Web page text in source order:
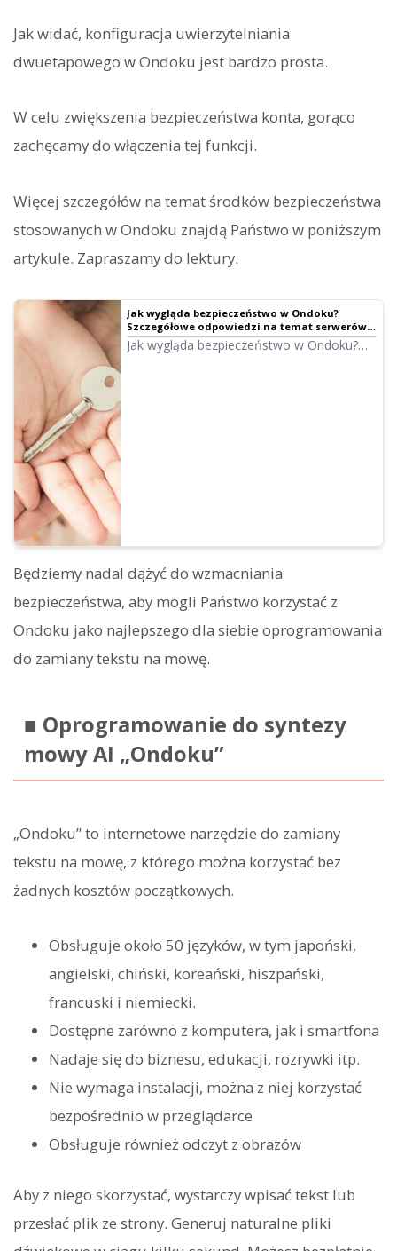
Jak widać, konfiguracja uwierzytelniania
dwuetapowego w Ondoku jest bardzo prosta.
W celu zwiększenia bezpieczeństwa konta, gorąco
zachęcamy do włączenia tej funkcji.
Więcej szczegółów na temat środków bezpieczeństwa
stosowanych w Ondoku znajdą Państwo w poniższym
artykule. Zapraszamy do lektury.
Jak wygląda bezpieczeństwo w Ondoku?
Szczegółowe odpowiedzi na temat serwerów
itp. | Ondoku – oprogramowanie do zamiany
tekstu na mowę
Jak wygląda bezpieczeństwo w Ondoku?
Będziemy nadal dążyć do wzmacniania
bezpieczeństwa, aby mogli Państwo korzystać z
Ondoku jako najlepszego dla siebie oprogramowania
do zamiany tekstu na mowę.
■ Oprogramowanie do syntezy
mowy AI „Ondoku”
„Ondoku” to internetowe narzędzie do zamiany
tekstu na mowę, z którego można korzystać bez
żadnych kosztów początkowych.
Obsługuje około 50 języków, w tym japoński,
angielski, chiński, koreański, hiszpański,
francuski i niemiecki.
Dostępne zarówno z komputera, jak i smartfona
Nadaje się do biznesu, edukacji, rozrywki itp.
Nie wymaga instalacji, można z niej korzystać
bezpośrednio w przeglądarce
Obsługuje również odczyt z obrazów
Aby z niego skorzystać, wystarczy wpisać tekst lub
przesłać plik ze strony. Generuj naturalne pliki